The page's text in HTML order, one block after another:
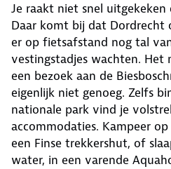
Je raakt niet snel
Daar komt bij dat Dordrecht
er op fietsafstand nog tal
vestingstadjes wachten. Het
een bezoek aan de
eigenlijk niet genoeg. Zelfs
nationale park vind je
accommodaties. Kampeer
een Finse trekkershut, of
water, in een varende